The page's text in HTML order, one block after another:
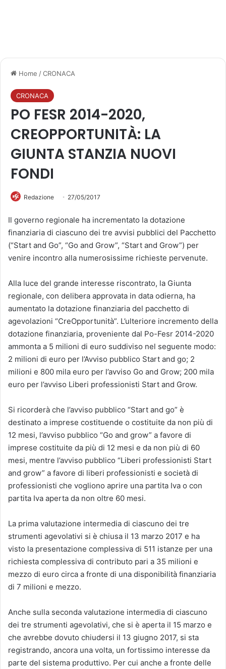
Home /CRONACA
CRONACA
PO FESR 2014-2020,
CREOPPORTUNITÀ: LA
GIUNTA STANZIA NUOVI
FONDI
Redazione 27/05/2017
Il governo regionale ha incrementato la dotazione
finanziaria di ciascuno dei tre avvisi pubblici del Pacchetto
(“Start and Go”, “Go and Grow”, “Start and Grow”) per
venire incontro alla numerosissime richieste pervenute.
Alla luce del grande interesse riscontrato, la Giunta
regionale, con delibera approvata in data odierna, ha
aumentato la dotazione finanziaria del pacchetto di
agevolazioni “CreOpportunità”. L’ulteriore incremento della
dotazione finanziaria, proveniente dal Po-Fesr 2014-2020
ammonta a 5 milioni di euro suddiviso nel seguente modo:
2 milioni di euro per l’Avviso pubblico Start and go; 2
milioni e 800 mila euro per l’avviso Go and Grow; 200 mila
euro per l’avviso Liberi professionisti Start and Grow.
Si ricorderà che l’avviso pubblico “Start and go” è
destinato a imprese costituende o costituite da non più di
12 mesi, l’avviso pubblico “Go and grow” a favore di
imprese costituite da più di 12 mesi e da non più di 60
mesi, mentre l’avviso pubblico “Liberi professionisti Start
and grow” a favore di liberi professionisti e società di
professionisti che vogliono aprire una partita Iva o con
partita Iva aperta da non oltre 60 mesi.
La prima valutazione intermedia di ciascuno dei tre
strumenti agevolativi si è chiusa il 13 marzo 2017 e ha
visto la presentazione complessiva di 511 istanze per una
richiesta complessiva di contributo pari a 35 milioni e
mezzo di euro circa a fronte di una disponibilità finanziaria
di 7 milioni e mezzo.
Anche sulla seconda valutazione intermedia di ciascuno
dei tre strumenti agevolativi, che si è aperta il 15 marzo e
che avrebbe dovuto chiudersi il 13 giugno 2017, si sta
registrando, ancora una volta, un fortissimo interesse da
parte del sistema produttivo. Per cui anche a fronte delle